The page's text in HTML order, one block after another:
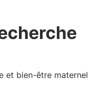
et bien-être maternel